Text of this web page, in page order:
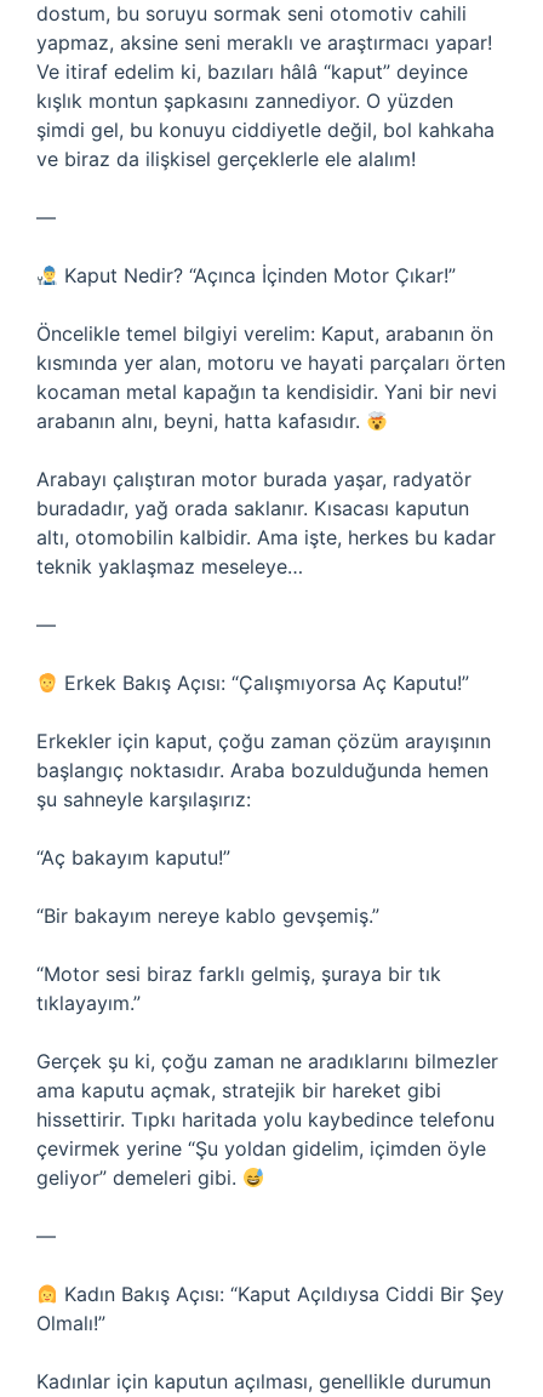
dostum, bu soruyu sormak seni otomotiv cahili
yapmaz, aksine seni meraklı ve araştırmacı yapar!
Ve itiraf edelim ki, bazıları hâlâ “kaput” deyince
kışlık montun şapkasını zannediyor. O yüzden
şimdi gel, bu konuyu ciddiyetle değil, bol kahkaha
ve biraz da ilişkisel gerçeklerle ele alalım!
—
Kaput Nedir? “Açınca İçinden Motor Çıkar!”
Öncelikle temel bilgiyi verelim: Kaput, arabanın ön
kısmında yer alan, motoru ve hayati parçaları örten
kocaman metal kapağın ta kendisidir. Yani bir nevi
arabanın alnı, beyni, hatta kafasıdır.
Arabayı çalıştıran motor burada yaşar, radyatör
buradadır, yağ orada saklanır. Kısacası kaputun
altı, otomobilin kalbidir. Ama işte, herkes bu kadar
teknik yaklaşmaz meseleye…
—
Erkek Bakış Açısı: “Çalışmıyorsa Aç Kaputu!”
Erkekler için kaput, çoğu zaman çözüm arayışının
başlangıç noktasıdır. Araba bozulduğunda hemen
şu sahneyle karşılaşırız:
“Aç bakayım kaputu!”
“Bir bakayım nereye kablo gevşemiş.”
“Motor sesi biraz farklı gelmiş, şuraya bir tık
tıklayayım.”
Gerçek şu ki, çoğu zaman ne aradıklarını bilmezler
ama kaputu açmak, stratejik bir hareket gibi
hissettirir. Tıpkı haritada yolu kaybedince telefonu
çevirmek yerine “Şu yoldan gidelim, içimden öyle
geliyor” demeleri gibi.
—
Kadın Bakış Açısı: “Kaput Açıldıysa Ciddi Bir Şey
Olmalı!”
Kadınlar için kaputun açılması, genellikle durumun